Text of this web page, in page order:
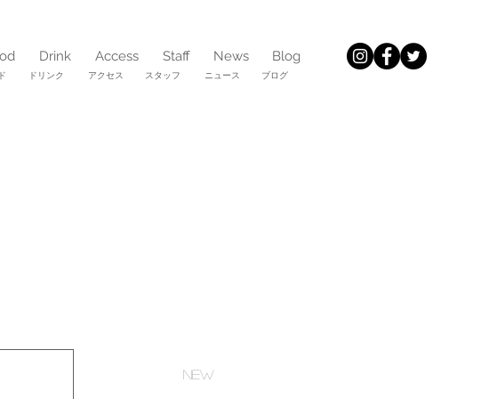
Drink Access Staff News Blog
ドリンク アクセス スタッフ ニュース ブログ
NEW